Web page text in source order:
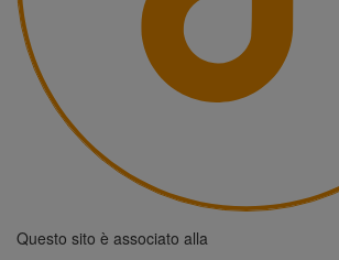
Questo sito è associato alla